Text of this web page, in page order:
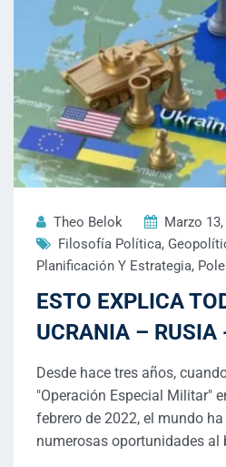
Theo Belok
Marzo
Filosofía Política,
Planificación Y Estrategia,
ESTO EXPLICA
UCRANIA – RUSIA
Desde hace tres años,
"Operación Especial Militar"
febrero de 2022, el mundo
numerosas oportunidades al